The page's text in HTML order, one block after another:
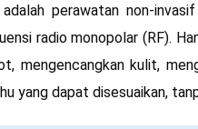
perawatan non-
radio monopolar (RF).
mengencangkan kulit,
yang dapat disesuaikan,